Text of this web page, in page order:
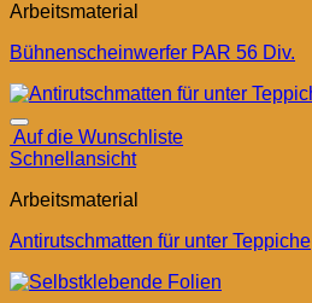
Arbeitsmaterial
Bühnenscheinwerfer PAR 56 Div.
Auf die Wunschliste
Schnellansicht
Arbeitsmaterial
Antirutschmatten für unter Teppiche